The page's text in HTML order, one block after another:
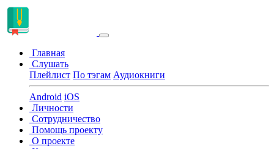
Главная
Слушать
Плейлист По тэгам Аудиокниги
Android iOS
Личности
Сотрудничество
Помощь проекту
О проекте